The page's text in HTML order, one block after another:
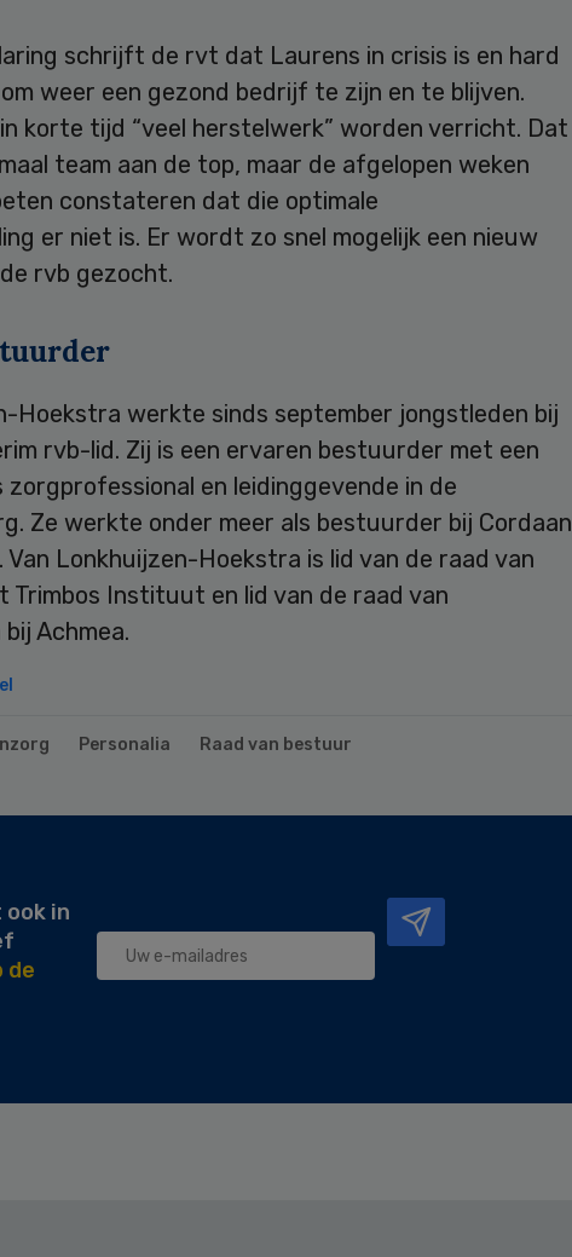
schrijft de rvt dat Laurens in crisis is en hard
weer een gezond bedrijf te zijn en te blijven.
korte tijd “veel herstelwerk” worden verricht. Dat
team aan de top, maar de afgelopen weken
constateren dat die optimale
er niet is. Er wordt zo snel mogelijk een nieuw
rvb gezocht.
Hoekstra werkte sinds september jongstleden bij
rvb-lid. Zij is een ervaren bestuurder met een
en leidinggevende in de
Ze werkte onder meer als bestuurder bij Cordaan
Van Lonkhuijzen-Hoekstra is lid van de raad van
Trimbos Instituut en lid van de raad van
Achmea.
Personalia Raad van bestuur
in
de